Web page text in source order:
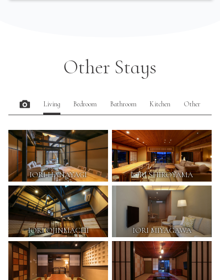
Other Stays
Living Bedroom Bathroom Kitchen Other
IORI HANAYAGI IORI SHIROYAMA
IORI OJINMACHI IORI MIYAGAWA